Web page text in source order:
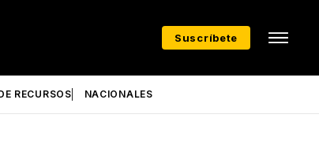
Suscríbete
RECURSOS NACIONALES